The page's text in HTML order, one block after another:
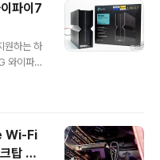
티피링크
끌
입니다.
다. 리뷰~
파이7
원하는 하
와이파이
자인에 6
된 게 특
없어 Wi
Wi-Fi
탑 무